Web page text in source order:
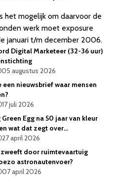
het mogelijk om daarvoor de
werk moet exposure
januari t/m december 2006.
Digital Marketeer (32-36 uur)
05 augustus 2026
een nieuwsbrief waar mensen
17 juli 2026
Egg na 50 jaar van kleur
wat dat zegt over
27 april 2026
door ruimtevaartuig
astronautenvoer?
07 april 2026